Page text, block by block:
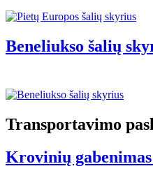
Beneliukso šalių
Transportavimo
Krovinių